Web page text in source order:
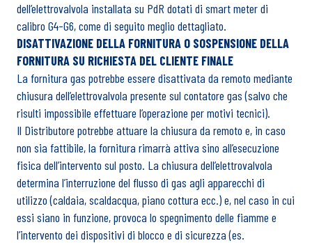
dell’elettrovalvola installata su PdR dotati di smart meter di
calibro G4-G6, come di seguito meglio dettagliato.
DISATTIVAZIONE DELLA FORNITURA O SOSPENSIONE DELLA
FORNITURA SU RICHIESTA DEL CLIENTE FINALE
La fornitura gas potrebbe essere disattivata da remoto mediante
chiusura dell’elettrovalvola presente sul contatore gas (salvo che
risulti impossibile effettuare l’operazione per motivi tecnici).
Il Distributore potrebbe attuare la chiusura da remoto e, in caso
non sia fattibile, la fornitura rimarrà attiva sino all’esecuzione
fisica dell’intervento sul posto. La chiusura dell’elettrovalvola
determina l’interruzione del flusso di gas agli apparecchi di
utilizzo (caldaia, scaldacqua, piano cottura ecc.) e, nel caso in cui
essi siano in funzione, provoca lo spegnimento delle fiamme e
l’intervento dei dispositivi di blocco e di sicurezza (es.